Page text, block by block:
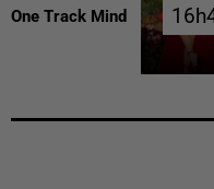
One Track Mind